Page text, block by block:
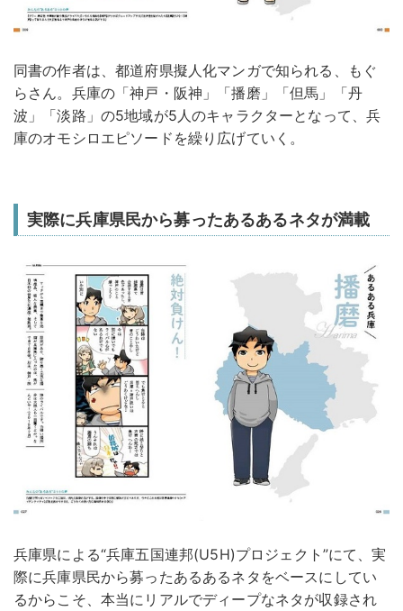
同書の作者は、都道府県擬人化マンガで知られる、もぐ
らさん。兵庫の「神戸・阪神」「播磨」「但馬」「丹
波」「淡路」の5地域が5人のキャラクターとなって、兵
庫のオモシロエピソードを繰り広げていく。
実際に兵庫県民から募ったあるあるネタが満載
兵庫県による“兵庫五国連邦(U5H)プロジェクト”にて、実
際に兵庫県民から募ったあるあるネタをベースにしてい
るからこそ、本当にリアルでディープなネタが収録され